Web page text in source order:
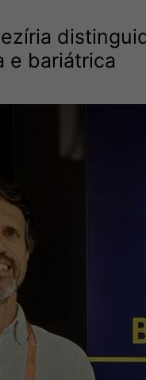
e bariátrica